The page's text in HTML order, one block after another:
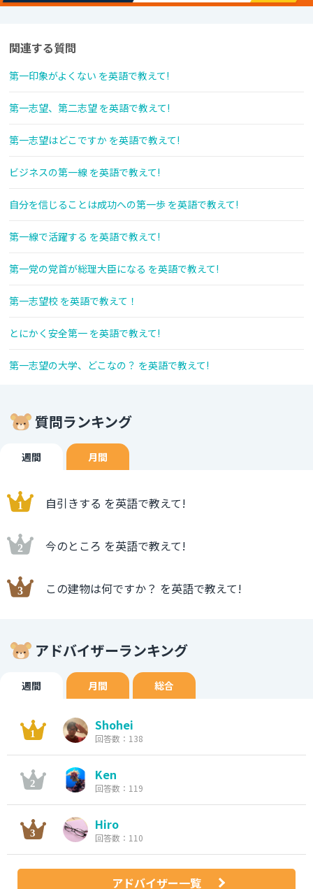
関連する質問
第一印象がよくない を英語で教えて!
第一志望、第二志望 を英語で教えて!
第一志望はどこですか を英語で教えて!
ビジネスの第一線 を英語で教えて!
自分を信じることは成功への第一歩 を英語で教えて!
第一線で活躍する を英語で教えて!
第一党の党首が総理大臣になる を英語で教えて!
第一志望校 を英語で教えて！
とにかく安全第一 を英語で教えて!
第一志望の大学、どこなの？ を英語で教えて!
質問ランキング
週間 月間
自引きする を英語で教えて!
今のところ を英語で教えて!
この建物は何ですか？ を英語で教えて!
アドバイザーランキング
週間 月間 総合
Shohei
回答数：138
Ken
回答数：119
Hiro
回答数：110
アドバイザー一覧